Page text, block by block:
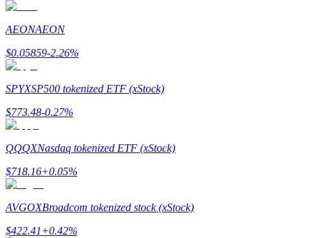
Стейкинг
Высокая прибыль и мгновенный доступ
Launchpool
Гибкая ставка для заработка популярных токенов
AEONAEON
$0.05859-2.26%
SPYXSP500 tokenized ETF (xStock)
$773.48-0.27%
QQQXNasdaq tokenized ETF (xStock)
$718.16+0.05%
AVGOXBroadcom tokenized stock (xStock)
$422.41+0.42%